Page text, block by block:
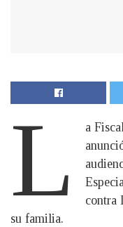
L
a
contra
su familia.